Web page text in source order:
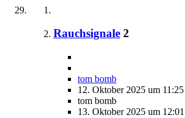
Rauchsignale 2
tom bomb
12. Oktober 2025 um 11:25
tom bomb
13. Oktober 2025 um 12:01